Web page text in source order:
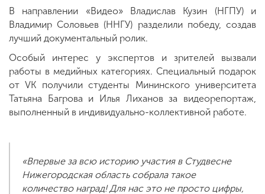
В направлении «Видео» Владислав Кузин (НГПУ) и
Владимир Соловьев (ННГУ) разделили победу, создав
лучший документальный ролик.
Особый интерес у экспертов и зрителей вызвали
работы в медийных категориях. Специальный подарок
от VK получили студенты Мининского университета
Татьяна Багрова и Илья Лиханов за видеорепортаж,
выполненный в индивидуально-коллективной работе.
«Впервые за всю историю участия в Студвесне
Нижегородская область собрала такое
количество наград! Для нас это не просто цифры,